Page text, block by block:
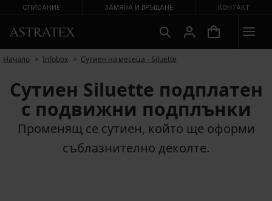
СПИСАНИЕ ЗАМЯНА И ВРЪЩАНЕ КОНТАКТ
Начало Infobox Сутиен на месеца - Siluette
Сутиен Siluette подплатен
с подвижни подплънки
Променящ се сутиен, който ще оформи
съблазнително деколте.